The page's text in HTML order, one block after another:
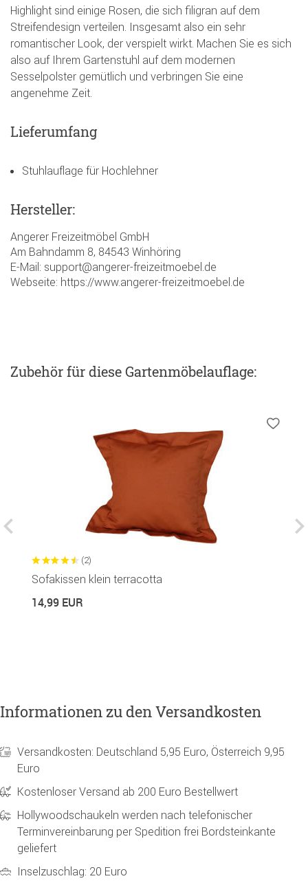
Highlight sind einige Rosen, die sich filigran auf dem
Streifendesign verteilen. Insgesamt also ein sehr
romantischer Look, der verspielt wirkt. Machen Sie es sich
also auf Ihrem Gartenstuhl auf dem modernen
Sesselpolster gemütlich und verbringen Sie eine
angenehme Zeit.
Lieferumfang
Stuhlauflage für Hochlehner
Hersteller:
Angerer Freizeitmöbel GmbH
Am Bahndamm 8, 84543 Winhöring
E-Mail: support@angerer-freizeitmoebel.de
Webseite: https://www.angerer-freizeitmoebel.de
Zubehörfür diese Gartenmöbelauflage:
(2)
Sofakissen klein terracotta
14,99 EUR
Informationen zu den Versandkosten
Versandkosten: Deutschland 5,95 Euro, Österreich 9,95
Euro
Kostenloser Versand ab 200 Euro Bestellwert
Hollywoodschaukeln werden nach telefonischer
Terminvereinbarung per Spedition frei Bordsteinkante
geliefert
Inselzuschlag: 20 Euro